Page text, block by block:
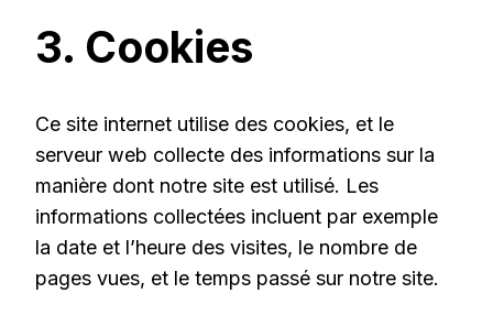
3. Cookies
Ce site internet utilise des cookies, et le
serveur web collecte des informations sur la
manière dont notre site est utilisé. Les
informations collectées incluent par exemple
la date et l’heure des visites, le nombre de
pages vues, et le temps passé sur notre site.